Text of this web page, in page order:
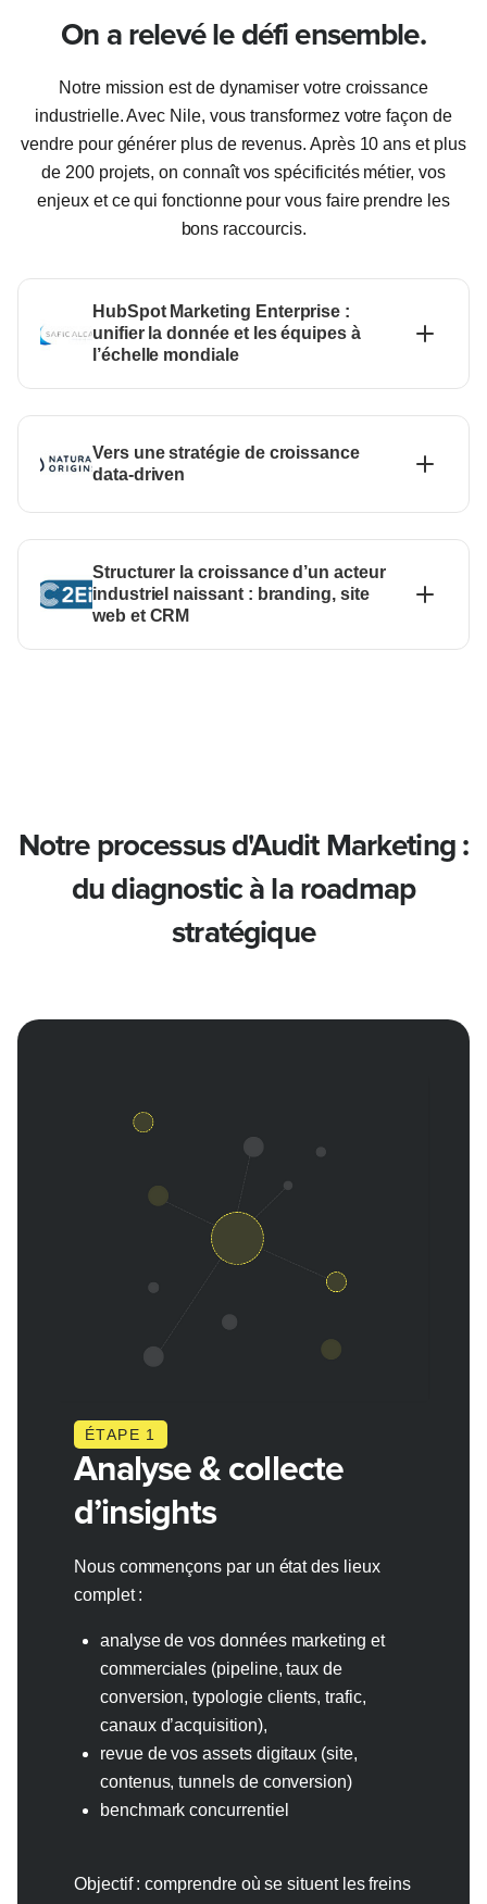
On a relevé le défi ensemble.
Notre mission est de dynamiser votre croissance
industrielle. Avec Nile, vous transformez votre façon de
vendre pour générer plus de revenus. Après 10 ans et plus
de 200 projets, on connaît vos spécificités métier, vos
enjeux et ce qui fonctionne pour vous faire prendre les
bons raccourcis.
HubSpot Marketing Enterprise :
unifier la donnée et les équipes à
l’échelle mondiale
Vers une stratégie de croissance
data-driven
Structurer la croissance d’un acteur
industriel naissant : branding, site
web et CRM
Notre processus d'Audit Marketing :
du diagnostic à la roadmap
stratégique
ÉTAPE 1
Analyse & collecte
d’insights
Nous commençons par un état des lieux
complet :
analyse de vos données marketing et
commerciales (pipeline, taux de
conversion, typologie clients, trafic,
canaux d’acquisition),
revue de vos assets digitaux (site,
contenus, tunnels de conversion)
benchmark concurrentiel
Objectif : comprendre où se situent les freins